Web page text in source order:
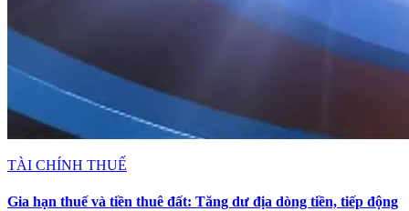
TÀI CHÍNH THUẾ
Gia hạn thuế và tiền thuê đất: Tăng dư địa dòng tiền, tiếp động